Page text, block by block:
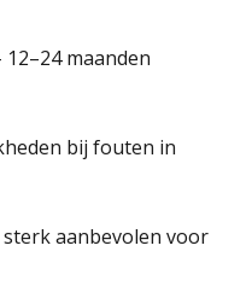
maanden
bij fouten in
aanbevolen voor